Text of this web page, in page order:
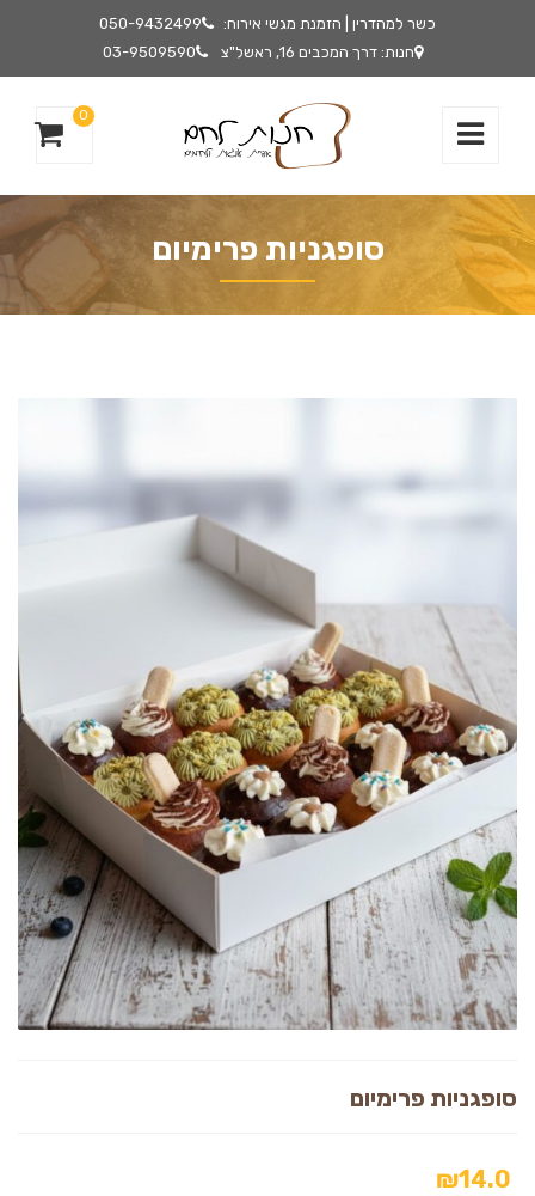
כשר למהדרין | הזמנת מגשי אירוח:
050-9432499
חנות: דרך המכבים 16, ראשל"צ
03-9509590
0
סופגניות פרימיום
סופגניות פרימיום
₪14.0